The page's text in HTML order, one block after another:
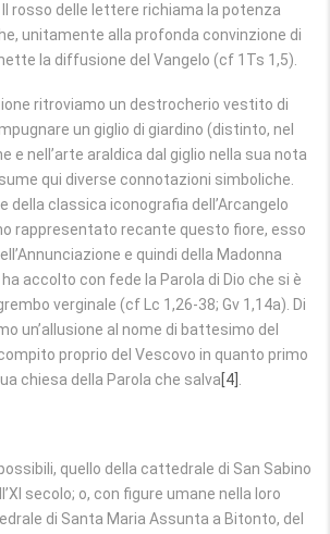
. Il rosso delle lettere richiama la potenza
unitamente alla profonda convinzione di
la diffusione del Vangelo (cf 1Ts 1,5).
ritroviamo un destrocherio vestito di
un giglio di giardino (distinto, nel
e nell’arte araldica dal giglio nella sua nota
qui diverse connotazioni simboliche.
della classica iconografia dell’Arcangelo
rappresentato recante questo fiore, esso
e quindi della Madonna
accolto con fede la Parola di Dio che si è
verginale (cf Lc 1,26-38; Gv 1,14a). Di
un’allusione al nome di battesimo del
proprio del Vescovo in quanto primo
chiesa della Parola che salva [4]
quello della cattedrale di San Sabino
secolo; o, con figure umane nella loro
di Santa Maria Assunta a Bitonto, del